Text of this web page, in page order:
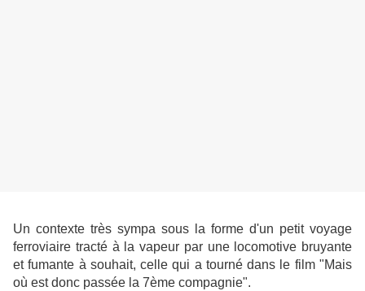
Un contexte très sympa sous la forme d'un petit voyage
ferroviaire tracté à la vapeur par une locomotive bruyante
et fumante à souhait, celle qui a tourné dans le film "Mais
où est donc passée la 7ème compagnie".